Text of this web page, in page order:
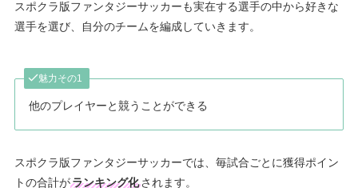
スポクラ版ファンタジーサッカーも実在する選手の中から好きな
選手を選び、自分のチームを編成していきます。
魅力その1
他のプレイヤーと競うことができる
スポクラ版ファンタジーサッカーでは、毎試合ごとに獲得ポイン
トの合計がランキング化されます。